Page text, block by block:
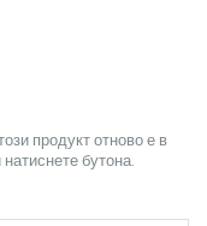
продукт отново е в
бутона.